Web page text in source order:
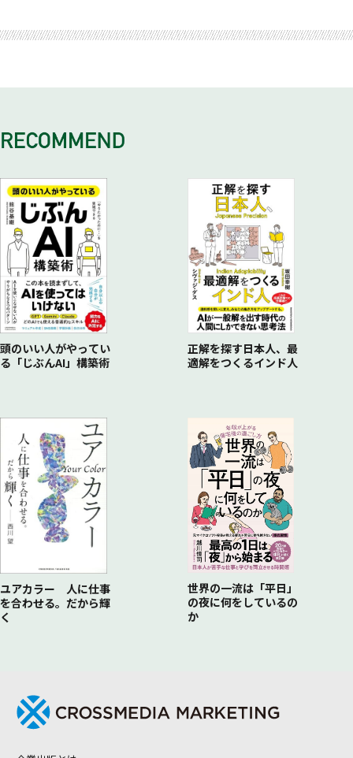
次のフェーズが見つからない「失われた20年」
「クールジャパン戦略」の反省
天命を知り追求する「求道心」／歴史に培われた「伝統的資
化」に正しい自信と誇りを
世界の思想に影響した「求道心」／世界の職人を感動させた
「伝統的資産」／
世界の暮らしを変えた「調和の精神」／世界に衝撃を与えた日
本の「美意識」
「意味の価値」は日本国内でも求められる
若い世代は「本質的価値」を求めている
「日本らしさ」はすべての企業に宿っている
ビジネスという「物語」を紡ぐ
「4つの要素」を、ひとつの物語にする
「日本らしさ」とは「人間らしさ」
「素直に考える」ことで喜びを創造する
「外部要因」によるミッションは弱い
そのビジネスで、「社会はよくなる」のか?
と」がいい
「視点」を変えて世の中を見る
のか
「そこにある不満」に目を凝らす
「過去」のデータから「未来」はつくれるか
「人間的欲望」に素直になる
現代人が求める「野生の解放」／豊かな社会で「欲望のスイッ
チ」を入れる方法
「エゴのスケール」を広げていく
エゴは逆境に立ち向かう力にもなる
「ソーシャルインパクト」を生み出せるか
「論理と公益」の企業活動
「仲間の存在意義」も創出する
「よそもの」視点を取り入れる／その戦略に、「自分たちらし
さ」はあるか／
枯れた「技術」に価値がある
日本企業は「技術の転用」が得意
豊かな自然と習慣が、「洗練された素材」を生んだ／あらゆる
「自社を形づくる資産」は「素材」になりうる
伝統・歴史という「物語」に価値がある
美意識や精神性に「物語」が宿る／私たちは「物語を共感でき
る国」に生まれた
「眠れる資産」に目を向ける
「何もない」が価値になった直島
「価値ある弱み」が武器になる
「時代のマイノリティ」に目を向ける
他人の力を「素敵に使う」
「世界観」が思わぬチャンスをつれてくる
「課題と課題」を掛け合わせて一気に解決する
アイデアは「必然性」によって強くなる
「テクノロジー」を掛け合わせ、世界とつなぐ
「光るシルク」が話題を集めた理由／強い問題提起をする「問
「古典」との掛け合わせで普遍性を得る
古典には「普遍的価値」がこめられている／「人と違うインプ
ット」がアイデアを生む／
「バブル」を抜け出し、異質に触れる
「ネーミング」で伝わるスピードを上げる
「説明不要」のネーミングをつける／メディアがそれを「どう
伝えるか」まで設計する
「アーカイブ」から本質を学ぶ
「古い」がなくなった、「いま」という時代
「らしさ」を大事に、3%の変化を
「らしさ」を残してアップデートする／変化は「3%」でいい
「みんな」で一緒に考える
ときにリーダーでなく、「ファシリテーター」に／座禅を組
み、「固定観念」から開放される／
「時間・場所・情報」を共有する
「ミッションのある」アイデアは失敗しない
「歴史ある価値」は壊れない／「世に問う」と、想定外の成果
が生まれる
価値を「体験」に転換する／プロジェクトの物語に「一貫性」
をもたせる／「参加する人の顔」を思い浮かべて考える
自然から得た、日本の「美意識」／本質を際立たせる、「引き
つけるか
職人たちの「挑戦魂」をうまく引き出す／誰でも「やらされ仕
事」は嫌いなもの／「突き
抜ける」から感動が生まれる
「気配」にうったえかける
「理解させる」ではなく「感じさせる」／「わかりにくい」で
いい
「参加できる余白」をつくる
「一緒につくる」という価値／「不完全」が体験へと誘う
無駄のある「遊び」を演出する
「競わない遊び」をしよう／「自由に遊べる余白」が楽しさを
生む
チームの「やりたい」を設計する
「やらざるを得ない人」はどこにいる？／「リスペクトの心」
を絶対に忘れない
反対意見は「成功体験」で超える
「ユーザーの反応」が反対意見を変える
「破壊」と「創造」を両輪で回す
社内に「出島」をつくって進める
すべてのプロジェクトは、次への「プロトタイプ」
「失敗の数」が価値になる／新しい価値の設計こそ、「未来を
つくる仕事」
頭のいい人がやってい
る「じぶんAI」構築術
正解を探す日本人、最
適解をつくるインド人
ユアカラー 人に仕事
を合わせる。だから輝
く
世界の一流は「平日」
の夜に何をしているの
か